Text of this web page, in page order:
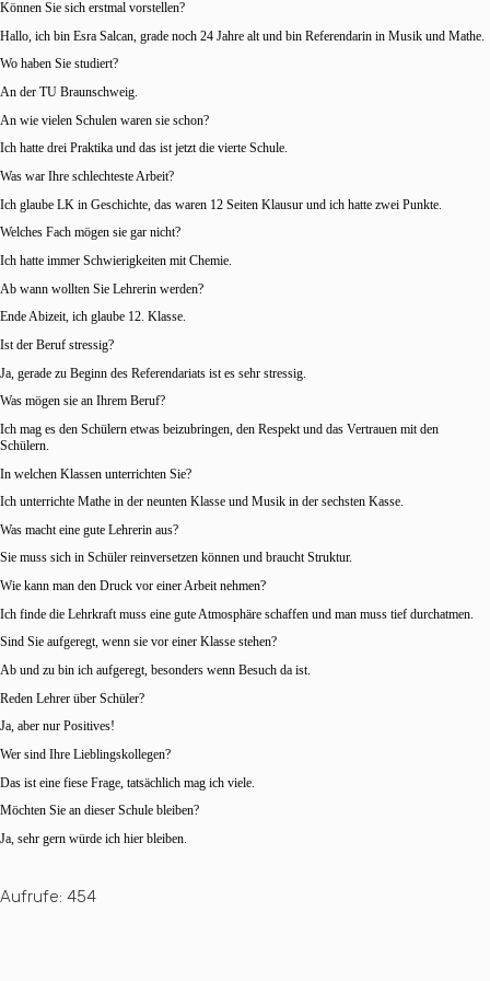
Können Sie sich erstmal vorstellen?
Hallo, ich bin Esra Salcan, grade noch 24 Jahre alt und bin Referendarin in Musik und Mathe.
Wo haben Sie studiert?
An der TU Braunschweig.
An wie vielen Schulen waren sie schon?
Ich hatte drei Praktika und das ist jetzt die vierte Schule.
Was war Ihre schlechteste Arbeit?
Ich glaube LK in Geschichte, das waren 12 Seiten Klausur und ich hatte zwei Punkte.
Welches Fach mögen sie gar nicht?
Ich hatte immer Schwierigkeiten mit Chemie.
Ab wann wollten Sie Lehrerin werden?
Ende Abizeit, ich glaube 12. Klasse.
Ist der Beruf stressig?
Ja, gerade zu Beginn des Referendariats ist es sehr stressig.
Was mögen sie an Ihrem Beruf?
Ich mag es den Schülern etwas beizubringen, den Respekt und das Vertrauen mit den
Schülern.
In welchen Klassen unterrichten Sie?
Ich unterrichte Mathe in der neunten Klasse und Musik in der sechsten Kasse.
Was macht eine gute Lehrerin aus?
Sie muss sich in Schüler reinversetzen können und braucht Struktur.
Wie kann man den Druck vor einer Arbeit nehmen?
Ich finde die Lehrkraft muss eine gute Atmosphäre schaffen und man muss tief durchatmen.
Sind Sie aufgeregt, wenn sie vor einer Klasse stehen?
Ab und zu bin ich aufgeregt, besonders wenn Besuch da ist.
Reden Lehrer über Schüler?
Ja, aber nur Positives!
Wer sind Ihre Lieblingskollegen?
Das ist eine fiese Frage, tatsächlich mag ich viele.
Möchten Sie an dieser Schule bleiben?
Ja, sehr gern würde ich hier bleiben.
Aufrufe: 454